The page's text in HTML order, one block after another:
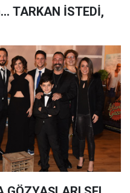
TARKAN İSTEDİ,